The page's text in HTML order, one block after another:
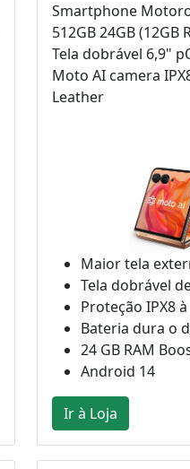
Smartphone
512GB 24GB (12GB
Tela dobrável 6,9"
Moto AI camera
Leather
Maior tela
Tela dobrável
Proteção IPX8
Bateria dura o
24 GB RAM
Android 14
Ir à Loja